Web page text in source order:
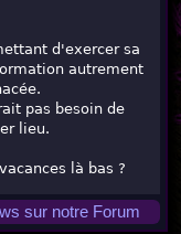
d'exercer sa
autrement
pas besoin de
lieu.
là bas ?
sur notre Forum